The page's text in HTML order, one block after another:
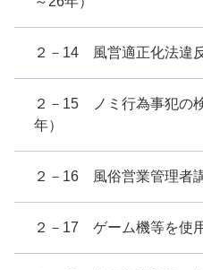
２－14 風営適正化法違
２－15 ノミ行為事犯の
年）
２－16 風俗営業管理者
２－17 ゲーム機等を使